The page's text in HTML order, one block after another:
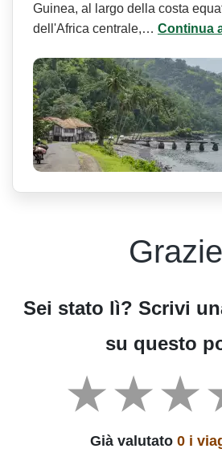
Guinea, al largo della costa
dell'Africa centrale,… Continua
Sei stato lì? Scrivi
su questo
Già valutato 0 i